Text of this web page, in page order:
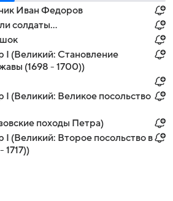
Иван Федоров
солдаты...
I (Великий: Становление
(1698 - 1700))
I (Великий: Великое посольство
походы Петра)
I (Великий: Второе посольство в
1717))